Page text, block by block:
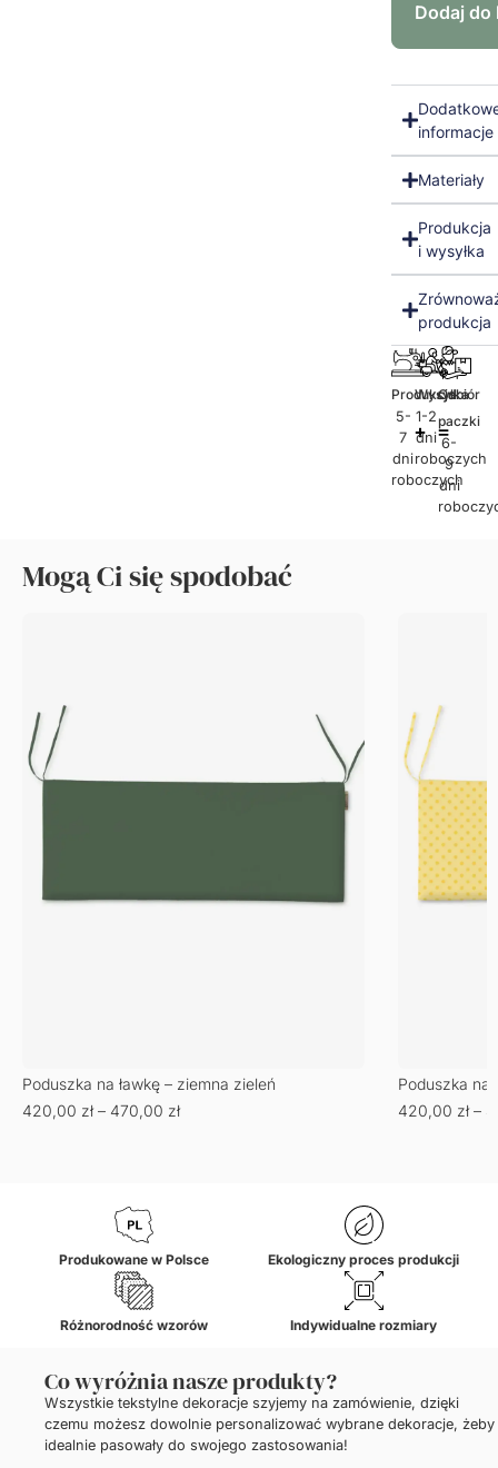
Dodaj do
informacje
Materiały
Produkcja
i wysyłka
produkcja
Produkcja
5-
7
dni
roboczych
Wysyłka
1-2
dni
roboczych
Odbiór
paczki
6-
9
dni
Mogą Ci się spodobać
Poduszka na ławkę – ziemna zieleń
420,00 zł – 470,00 zł
Poduszka na
420,00 zł –
Produkowane w Polsce Ekologiczny proces produkcji
Różnorodność wzorów Indywidualne rozmiary
Co wyróżnia nasze produkty?
Wszystkie tekstylne dekoracje szyjemy na zamówienie, dzięki
czemu możesz dowolnie personalizować wybrane dekoracje, żeby
idealnie pasowały do swojego zastosowania!